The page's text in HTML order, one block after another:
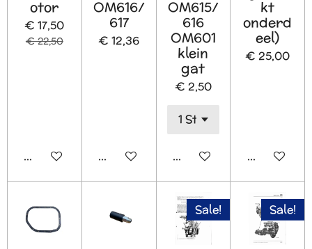
otor
€ 17,50
€ 22,50
In winkelwagen
OM616/
617
€ 12,36
In winkelwagen
OM615/
616
OM601
klein
gat
€ 2,50
In winkelwagen
kt
onderd
eel)
€ 25,00
In
Sale! Sale!